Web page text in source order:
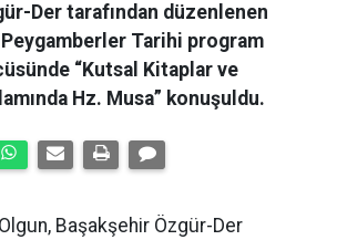
Der tarafından düzenlenen
Peygamberler Tarihi program
“Kutsal Kitaplar ve
Hz. Musa” konuşuldu.
Başakşehir Özgür-Der